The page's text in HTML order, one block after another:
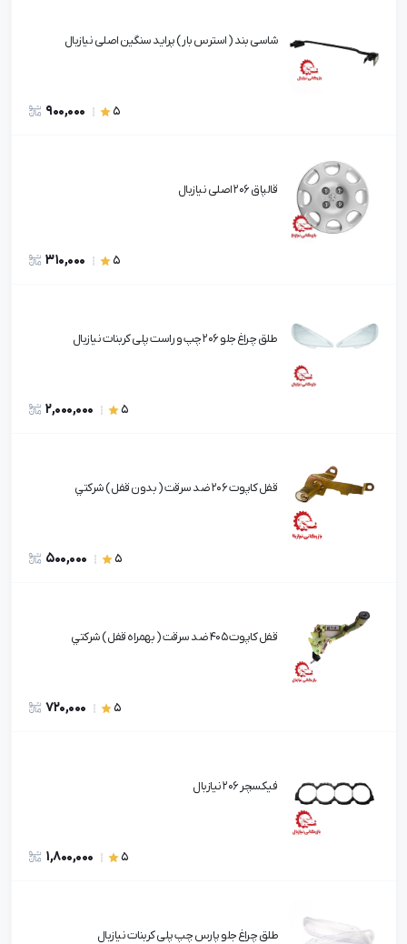
شاسی بند ( استرس بار ) پراید سنگین اصلی نیازبال
5
900,000
قالپاق 206 اصلی نیازبال
5
310,000
طلق چراغ جلو 206 چپ و راست پلی کربنات نیازبال
5
2,000,000
قفل کاپوت 206 ضد سرقت ( بدون قفل ) شرکتي
5
500,000
قفل کاپوت 405 ضد سرقت ( بهمراه قفل ) شرکتي
5
720,000
فیکسچر 206 نیازبال
5
1,800,000
طلق چراغ جلو پارس چپ پلی کربنات نیازبال